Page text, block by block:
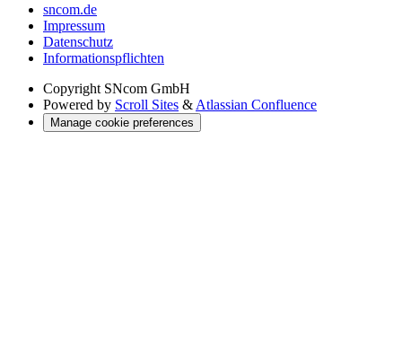
sncom.de
Impressum
Datenschutz
Informations­pflichten
Copyright SNcom GmbH
Powered by Scroll Sites & Atlassian Confluence
Manage cookie preferences